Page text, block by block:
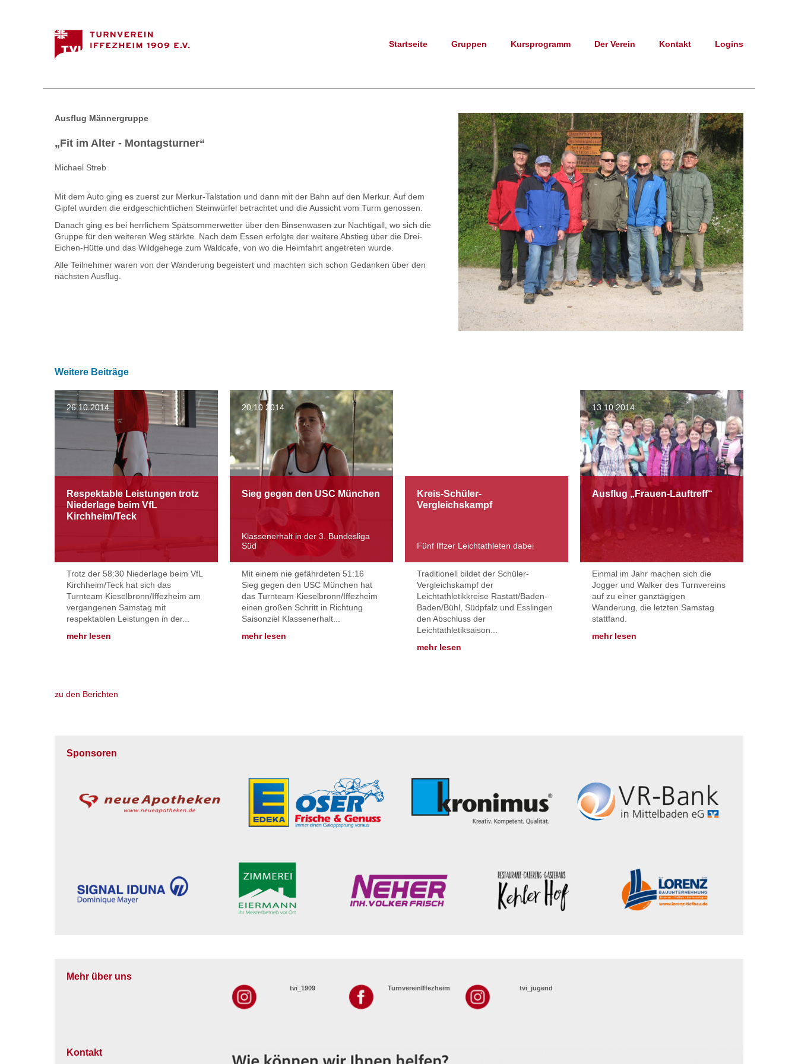
Startseite Gruppen Kursprogramm Der Verein Kontakt Logins
Ausflug Männergruppe
„Fit im Alter - Montagsturner“
Michael Streb
Mit dem Auto ging es zuerst zur Merkur-Talstation und dann mit der Bahn auf den Merkur. Auf dem
Gipfel wurden die erdgeschichtlichen Steinwürfel betrachtet und die Aussicht vom Turm genossen.
Danach ging es bei herrlichem Spätsommerwetter über den Binsenwasen zur Nachtigall, wo sich die
Gruppe für den weiteren Weg stärkte. Nach dem Essen erfolgte der weitere Abstieg über die Drei-
Eichen-Hütte und das Wildgehege zum Waldcafe, von wo die Heimfahrt angetreten wurde.
Alle Teilnehmer waren von der Wanderung begeistert und machten sich schon Gedanken über den
nächsten Ausflug.
Weitere Beiträge
26.10.2014
Respektable Leistungen trotz
Niederlage beim VfL
Kirchheim/Teck
Trotz der 58:30 Niederlage beim VfL
Kirchheim/Teck hat sich das
Turnteam Kieselbronn/Iffezheim am
vergangenen Samstag mit
respektablen Leistungen in der...
mehr lesen
20.10.2014
Sieg gegen den USC München
Klassenerhalt in der 3. Bundesliga
Süd
Mit einem nie gefährdeten 51:16
Sieg gegen den USC München hat
das Turnteam Kieselbronn/Iffezheim
einen großen Schritt in Richtung
Saisonziel Klassenerhalt...
mehr lesen
Kreis-Schüler-
Vergleichskampf
Fünf Iffzer Leichtathleten dabei
Traditionell bildet der Schüler-
Vergleichskampf der
Leichtathletikkreise Rastatt/Baden-
Baden/Bühl, Südpfalz und Esslingen
den Abschluss der
Leichtathletiksaison...
mehr lesen
13.10.2014
Ausflug „Frauen-Lauftreff“
Einmal im Jahr machen sich die
Jogger und Walker des Turnvereins
auf zu einer ganztägigen
Wanderung, die letzten Samstag
stattfand.
mehr lesen
zu den Berichten
Sponsoren
Mehr über uns
tvi_1909 TurnvereinIffezheim tvi_jugend
Kontakt